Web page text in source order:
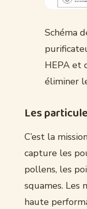
Schéma
HEPA et
éliminer
Les
C’est la
capture les
pollens, les
squames. Les
haute